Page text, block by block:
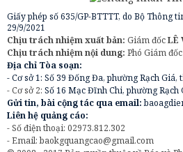
Giấy phép số 635/GP-BTTTT, do Bộ Thông
29/9/2021
Chịu trách nhiệm xuất bản: Giám đốcLÊ
Chịu trách nhiệm nội dung: Phó Giám đốc
Địa chỉ Tòa soạn:
- Cơ sở 1: Số 39 Đống Đa, phường Rạch Giá,
- Cơ sở 2: Số 16 Mạc Đĩnh Chi, phường Rạch
Gửi tin, bài cộng tác qua email:
Liên hệ quảng cáo:
- Số điện thoại: 02973.812.302
- Email:baokgquangcao@gmail.com